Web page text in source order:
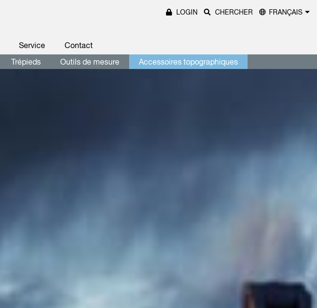
LOGIN CHERCHER FRANÇAIS
Trépieds Outils de mesure Accessoires topographiques
Service Contact